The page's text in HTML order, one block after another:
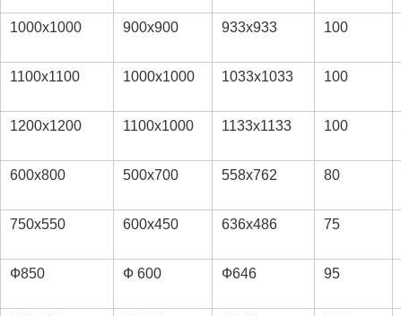
1000x1000 900x900 933x933 100
1100x1100 1000x1000 1033x1033 100
1200x1200 1100x1000 1133x1133 100
600x800 500x700 558x762 80
750x550 600x450 636x486 75
Ф850 Ф 600 Ф646 95